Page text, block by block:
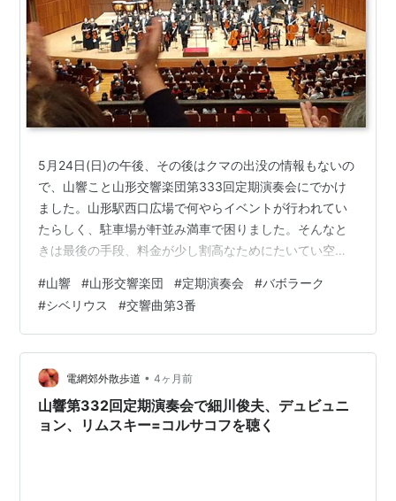
5月24日(日)の午後、その後はクマの出没の情報もないの
で、山響こと山形交響楽団第333回定期演奏会にでかけ
ました。山形駅西口広場で何やらイベントが行われてい
たらしく、駐車場が軒並み満車で困りました。そんなと
きは最後の手段、料金が少し割高なためにたいてい空い
の定、空きがありました。 山響第333回定期演奏会のプ
ログラム 開演前のプレコンサートトークで、西濱事務局
長と指揮＆ホルンのバボラークさんの話を聞きました。
特に興味深かったのは、バボラークさんの自作の曲のこ
と。次回、第334回の定期演奏会で取り上げるホルン協
奏曲を作曲したプントの頃は、演奏、…
#山響 #山形交響楽団 #定期演奏会 #バボラーク
#シベリウス #交響曲第3番
電網郊外散歩道 • 4ヶ月前
山響第332回定期演奏会で細川俊夫、デュビュニ
ョン、リムスキー=コルサコフを聴く